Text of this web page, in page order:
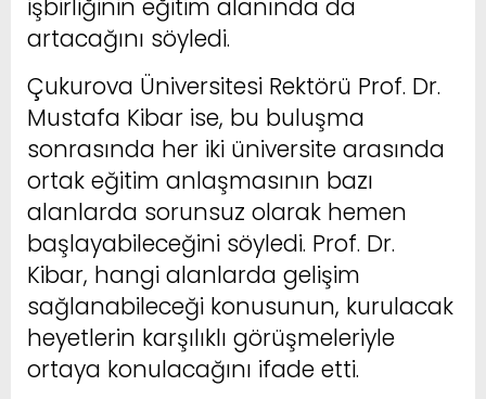
işbirliğinin eğitim alanında da
artacağını söyledi.
Çukurova Üniversitesi Rektörü Prof. Dr.
Mustafa Kibar ise, bu buluşma
sonrasında her iki üniversite arasında
ortak eğitim anlaşmasının bazı
alanlarda sorunsuz olarak hemen
başlayabileceğini söyledi. Prof. Dr.
Kibar, hangi alanlarda gelişim
sağlanabileceği konusunun, kurulacak
heyetlerin karşılıklı görüşmeleriyle
ortaya konulacağını ifade etti.